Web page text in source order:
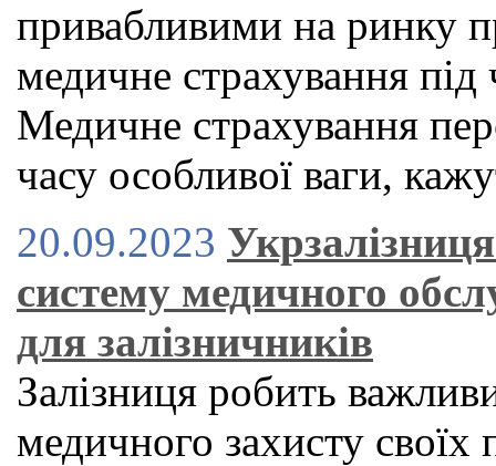
привабливими на ринку
медичне страхування
Медичне страхування
часу особливої ваги,
20.09.2023
систему медичного
для залізничників
Залізниця робить
медичного захисту своїх